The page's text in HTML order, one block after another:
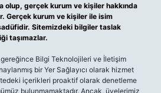
olup, gerçek kurum ve kişiler hakkında
Gerçek kurum ve kişiler ile isim
Sitemizdeki bilgiler taslak
taşımazlar.
gereğince Bilgi Teknolojileri ve İletişim
bir Yer Sağlayıcı olarak hizmet
içerikleri proaktif olarak denetleme
bulunmamaktadır. Ancak, üyelerimiz